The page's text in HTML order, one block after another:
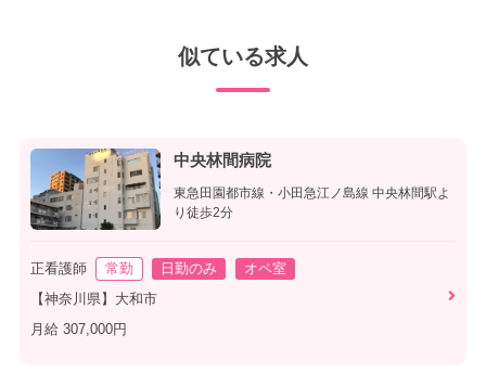
似ている求人
中央林間病院
東急田園都市線・小田急江ノ島線 中央林間駅よ
り徒歩2分
正看護師 常勤 日勤のみ
オペ室
【神奈川県】大和市
月給 307,000円